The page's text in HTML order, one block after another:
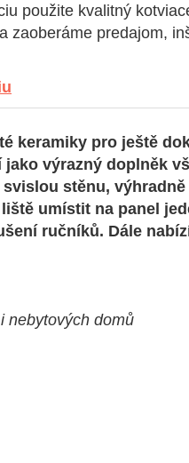
použite kvalitný
predajom,
keramiky pro ještě
výrazný doplněk
stěnu,
umístit na panel
ručníků. Dále
nebytových domů